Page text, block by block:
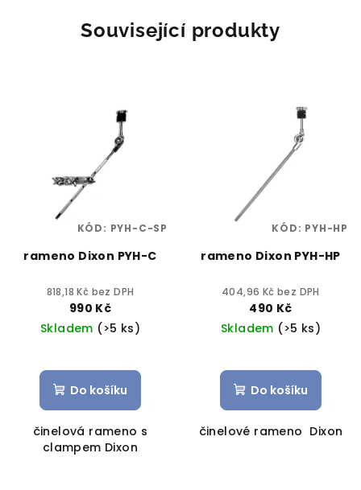
Související produkty
rameno Dixon PYH-C
818,18 Kč bez DPH
990 Kč
Skladem (>5 ks)
Do košíku
činelová rameno s
clampem Dixon
KÓD: PYH-C-SP
rameno Dixon PYH-HP
404,96 Kč bez DPH
490 Kč
Skladem (>5 ks)
Do košíku
činelové rameno Dixon
KÓD: PYH-HP